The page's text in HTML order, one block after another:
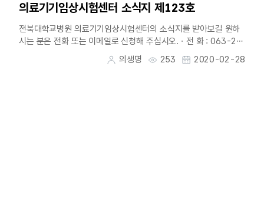
의료기기임상시험센터 소식지 제123호
전북대학교병원 의료기기임상시험센터의 소식지를 받아보길 원하
시는 분은 전화 또는 이메일로 신청해 주십시오.ㆍ전 화 : 063-25
9-3460ㆍ이메일 : ealee@mdctc.or....
의생명 253 2020-02-28